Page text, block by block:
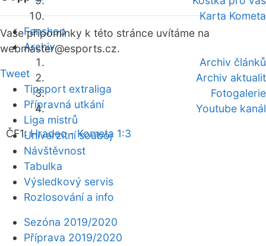
Karta Kometa
Fanshop
Archiv
Archiv článků
Archiv aktualit
Fotogalerie
Youtube kanál
ČF1:Hradec - Kometa 1:3
Vaše připomínky k této stránce uvítáme na
webmaster@esports.cz.
Tweet
Tipsport extraliga
Přípravná utkání
Liga mistrů
Univerzitní souboj
Návštěvnost
Tabulka
Výsledkový servis
Rozlosování a info
Sezóna 2019/2020
Příprava 2019/2020